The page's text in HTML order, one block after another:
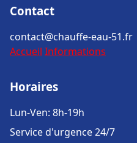
Contact
contact@chauffe-eau-51.fr
Accueil Informations
Horaires
Lun-Ven: 8h-19h
Service d'urgence 24/7